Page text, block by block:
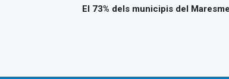
El 73% dels municipis del